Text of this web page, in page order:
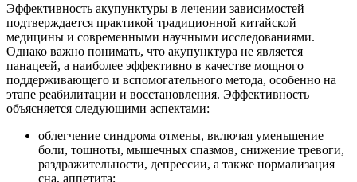
Эффективность акупунктуры в лечении зависимостей
подтверждается практикой традиционной китайской
медицины и современными научными исследованиями.
Однако важно понимать, что акупунктура не является
панацеей, а наиболее эффективно в качестве мощного
поддерживающего и вспомогательного метода, особенно на
этапе реабилитации и восстановления. Эффективность
объясняется следующими аспектами:
облегчение синдрома отмены, включая уменьшение
боли, тошноты, мышечных спазмов, снижение тревоги,
раздражительности, депрессии, а также нормализация
сна, аппетита;